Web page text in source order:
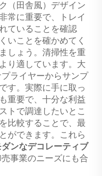
（田舎風）デザイン
常に重要で、トレイ
ていることを確認
いことを確かめてく
しょう。清掃性を重
り適しています。大
ライヤーからサンプ
す。実際に手に取っ
重要で、十分な利益
トで調達したいとこ
比較することで、最
ができます。これら
ダンなデコレーティブ
事業のニーズにも合